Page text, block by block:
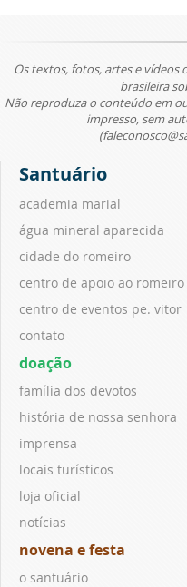
Os textos, fotos, artes e vídeos
brasileira
Não reproduza o conteúdo em
impresso, sem
Santuário
academia marial
água mineral aparecida
cidade do romeiro
centro de apoio ao romeiro
centro de eventos pe. vitor
contato
doação
família dos devotos
história de nossa senhora
imprensa
locais turísticos
loja oficial
notícias
novena e festa
o santuário